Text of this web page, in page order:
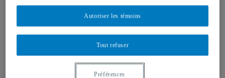
Axes de recherche
1) Écocitoyenneté et justice
3) Art et créativité
4) Formation initiale et continue
➜ Autochtonisation
Projets fondateurs et passés
Tout refuser
Autoriser les témoins
Préférences